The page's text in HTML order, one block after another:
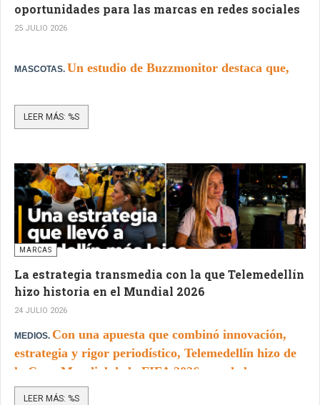
oportunidades para las marcas en redes sociales
25 JULIO 2026
MASCOTAS. Un estudio de Buzzmonitor destaca que,
vez más frecuentes en redes sociales, solamente una
LEER MÁS: %S
MARCAS
La estrategia transmedia con la que Telemedellín
hizo historia en el Mundial 2026
24 JULIO 2026
MEDIOS. Con una apuesta que combinó innovación,
estrategia y rigor periodístico, Telemedellín hizo de
la Copa Mundial de la FIFA 2026 uno de los
mayores hitos de su historia.
LEER MÁS: %S